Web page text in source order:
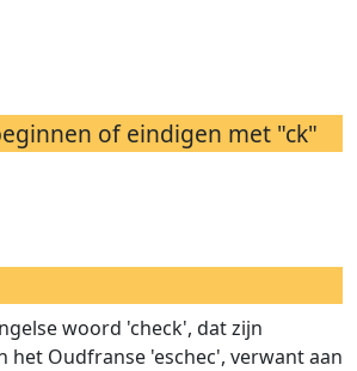
of eindigen met "ck"
woord 'check', dat zijn
het Oudfranse 'eschec', verwant aan